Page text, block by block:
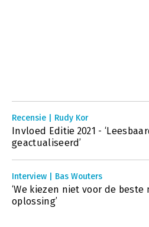
Recensie | Rudy Kor
Invloed Editie 2021 -
geactualiseerd’
Interview | Bas Wouters
‘We kiezen niet voor de
oplossing’